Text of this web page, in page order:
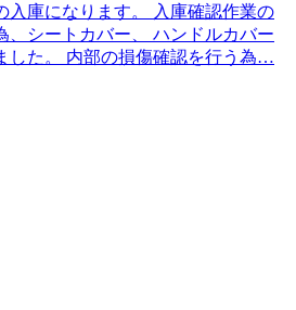
入庫になります。 入庫確認作業の
、シートカバー、 ハンドルカバー
した。 内部の損傷確認を行う為…